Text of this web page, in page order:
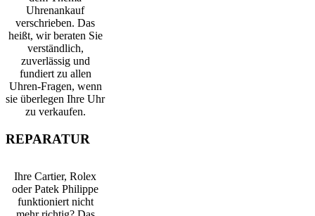
Uhrenankauf
verschrieben. Das
heißt, wir beraten Sie
verständlich,
zuverlässig und
fundiert zu allen
Uhren-Fragen, wenn
sie überlegen Ihre Uhr
zu verkaufen.
REPARATUR
Ihre Cartier, Rolex
oder Patek Philippe
funktioniert nicht